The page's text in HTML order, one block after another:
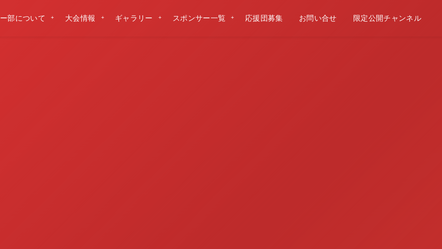
部について 大会情報 ギャラリー スポンサー一覧 応援団募集 お問い合せ 限定公開チャンネル